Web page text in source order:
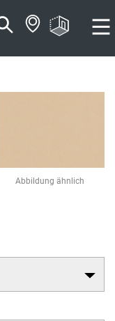
Abbildung ähnlich